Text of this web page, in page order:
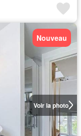
Voir la photo
Nouveau